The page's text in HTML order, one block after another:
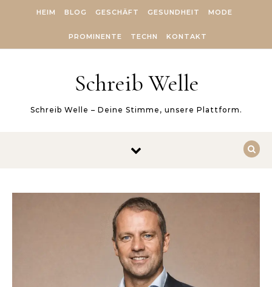
HEIM BLOG GESCHÄFT GESUNDHEIT MODE
PROMINENTE TECHN KONTAKT
Schreib Welle
Schreib Welle – Deine Stimme, unsere Plattform.